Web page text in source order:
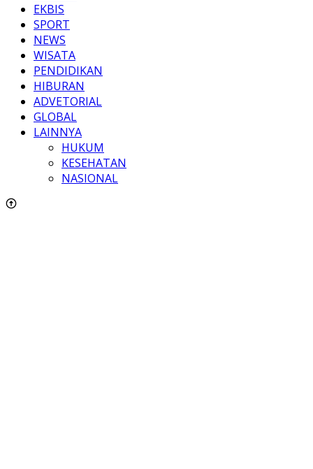
EKBIS
SPORT
NEWS
WISATA
PENDIDIKAN
HIBURAN
ADVETORIAL
GLOBAL
LAINNYA
HUKUM
KESEHATAN
NASIONAL